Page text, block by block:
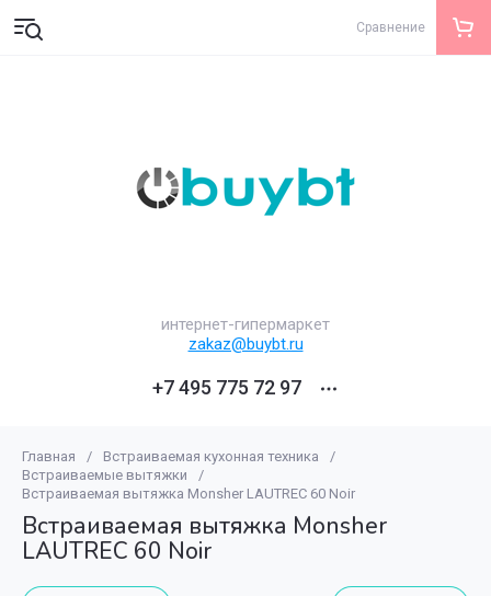
интернет-гипермаркет
zakaz@buybt.ru
+7 495 775 72 97
Сравнение
Главная / Встраиваемая кухонная техника
/
Встраиваемые вытяжки
/
Встраиваемая вытяжка Monsher LAUTREC 60 Noir
Встраиваемая вытяжка Monsher
LAUTREC 60 Noir